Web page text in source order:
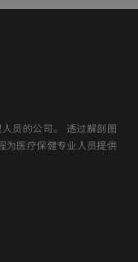
员的公司。 透过解剖图
为医疗保健专业人员提供